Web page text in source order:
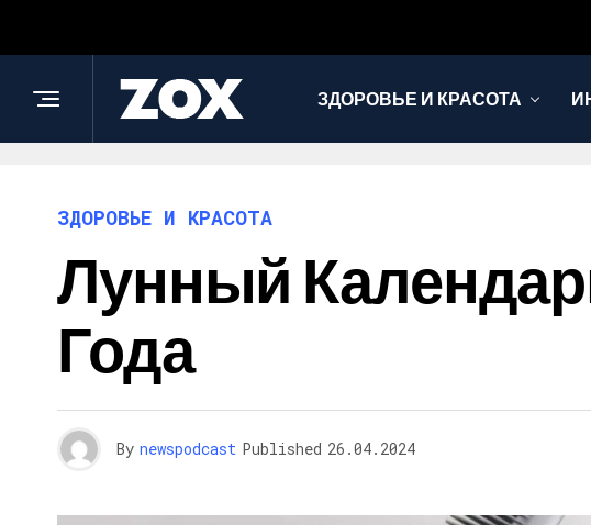
ЗДОРОВЬЕ И КРАСОТА
ЗДОРОВЬЕ И КРАСОТА
Лунный
Года
By newspodcast Published 26.04.2024